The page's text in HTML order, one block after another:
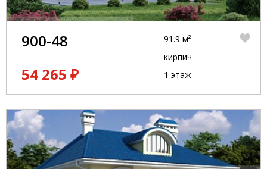
900-48
54 265 ₽
91.9 м²
кирпич
1 этаж